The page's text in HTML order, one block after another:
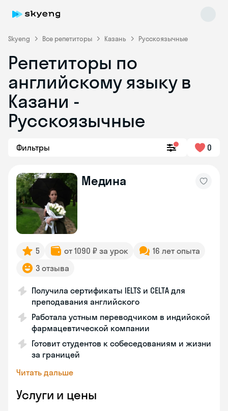
Skyeng Все репетиторы Казань Русскоязычные
Репетиторы по
английскому языку в
Казани -
Русскоязычные
Фильтры 0
Медина
5 от 1090 ₽ за урок
16 лет опыта
3 отзыва
Получила сертификаты IELTS и CELTA для
преподавания английского
Работала устным переводчиком в индийской
фармацевтической компании
Готовит студентов к собеседованиям и жизни
за границей
Читать дальше
Услуги и цены